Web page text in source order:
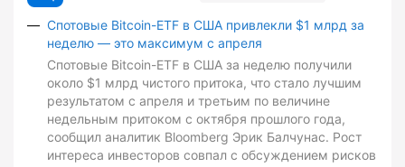
Спотовые Bitcoin-ETF в США привлекли $1 млрд за
неделю — это максимум с апреля
Спотовые Bitcoin-ETF в США за неделю получили
около $1 млрд чистого притока, что стало лучшим
результатом с апреля и третьим по величине
недельным притоком с октября прошлого года,
сообщил аналитик Bloomberg Эрик Балчунас. Рост
интереса инвесторов совпал с обсуждением рисков